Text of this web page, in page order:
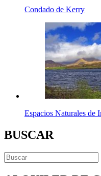
Condado de Kerry
Espacios Naturales de
BUSCAR